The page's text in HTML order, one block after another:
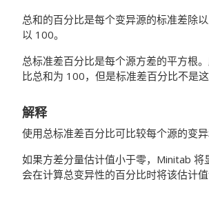
总和的百分比是每个变异源的标准差除
以 100。
总标准差百分比是每个源方差的平方根
比总和为 100，但是标准差百分比不是这
解释
使用总标准差百分比可比较每个源的变异
如果方差分量估计值小于零，Minitab 将
会在计算总变异性的百分比时将该估计值